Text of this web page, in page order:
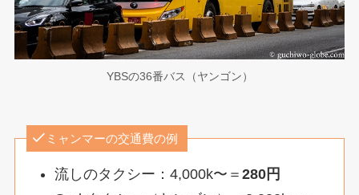
YBSの36番バス（ヤンゴン）
ミャンマーの交通費の例
流しのタクシー：4,000k〜＝280円